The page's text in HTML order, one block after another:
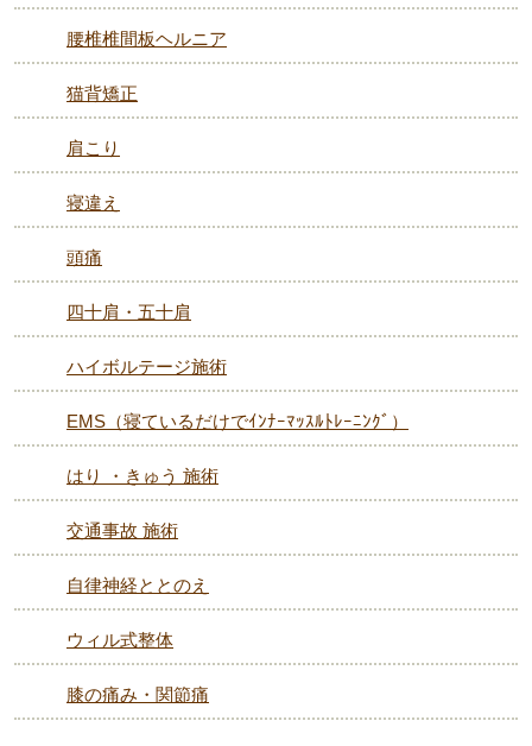
腰椎椎間板ヘルニア
猫背矯正
肩こり
寝違え
頭痛
四十肩・五十肩
ハイボルテージ施術
EMS（寝ているだけでｲﾝﾅｰﾏｯｽﾙﾄﾚｰﾆﾝｸﾞ）
はり ・きゅう 施術
交通事故 施術
自律神経ととのえ
ウィル式整体
膝の痛み・関節痛